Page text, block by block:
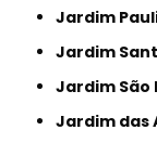
Jardim
Jardim
Jardim São
Jardim das